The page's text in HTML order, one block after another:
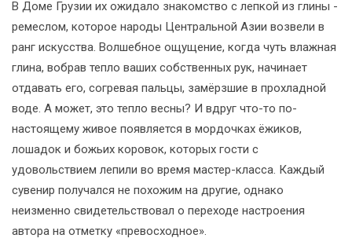
В Доме Грузии их ожидало знакомство с лепкой из глины -
ремеслом, которое народы Центральной Азии возвели в
ранг искусства. Волшебное ощущение, когда чуть влажная
глина, вобрав тепло ваших собственных рук, начинает
отдавать его, согревая пальцы, замёрзшие в прохладной
воде. А может, это тепло весны? И вдруг что-то по-
настоящему живое появляется в мордочках ёжиков,
лошадок и божьих коровок, которых гости с
удовольствием лепили во время мастер-класса. Каждый
сувенир получался не похожим на другие, однако
неизменно свидетельствовал о переходе настроения
автора на отметку «превосходное».